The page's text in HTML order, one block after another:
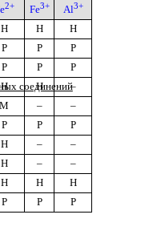
соединений
2+ Fe3+ Al3+
H H
H
P P
P
P P
P
H H
–
M –
–
P P
P
H –
–
H –
–
H H
H
P P P